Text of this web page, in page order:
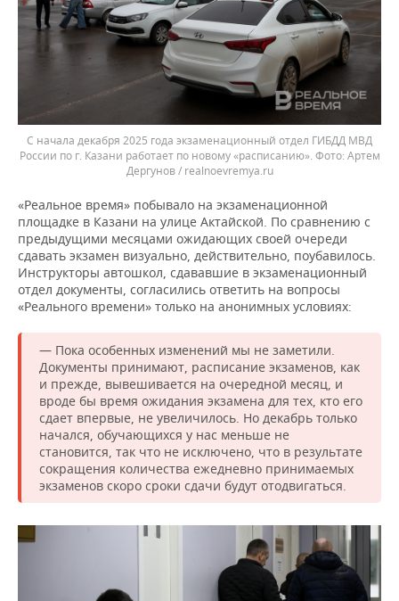
С начала декабря 2025 года экзаменационный отдел ГИБДД МВД
России по г. Казани работает по новому «расписанию».
Артем
Дергунов / realnoevremya.ru
«Реальное время» побывало на экзаменационной
площадке в Казани на улице Актайской. По сравнению с
предыдущими месяцами ожидающих своей очереди
сдавать экзамен визуально, действительно, поубавилось.
Инструкторы автошкол, сдававшие в экзаменационный
отдел документы, согласились ответить на вопросы
«Реального времени» только на анонимных условиях:
— Пока особенных изменений мы не заметили.
Документы принимают, расписание экзаменов, как
и прежде, вывешивается на очередной месяц, и
вроде бы время ожидания экзамена для тех, кто его
сдает впервые, не увеличилось. Но декабрь только
начался, обучающихся у нас меньше не
становится, так что не исключено, что в результате
сокращения количества ежедневно принимаемых
экзаменов скоро сроки сдачи будут отодвигаться.